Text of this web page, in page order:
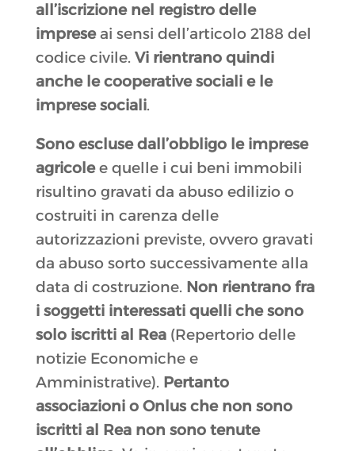
all’iscrizione nel registro delle
impreseai sensi dell’articolo 2188 del
codice civile. Vi rientrano quindi
anche le cooperative sociali e le
imprese sociali.
Sono escluse dall’obbligo le imprese
agricolee quelle i cui beni immobili
risultino gravati da abuso edilizio o
costruiti in carenza delle
autorizzazioni previste, ovvero gravati
da abuso sorto successivamente alla
data di costruzione. Non rientrano fra
i soggetti interessati quelli che sono
solo iscritti al Rea(Repertorio delle
notizie Economiche e
Amministrative). Pertanto
associazioni o Onlus che non sono
iscritti al Rea non sono tenute